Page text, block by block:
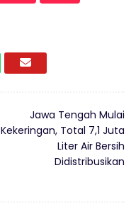
Jawa Tengah Mulai
Kekeringan, Total 7,1 Juta
Liter Air Bersih
Didistribusikan